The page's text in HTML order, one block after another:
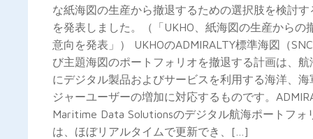
な紙海図の生産から撤退するための選択肢を検討す
を発表しました。（「UKHO、紙海図の生産からの
意向を発表」） UKHOのADMIRALTY標準海図（
び主題海図のポートフォリオを撤退する計画は、航
にデジタル製品およびサービスを利用する海洋、海
ジャーユーザーの増加に対応するものです。
Maritime Data Solutionsのデジタル航海ポートフォ
は、ほぼリアルタイムで更新でき、[…]